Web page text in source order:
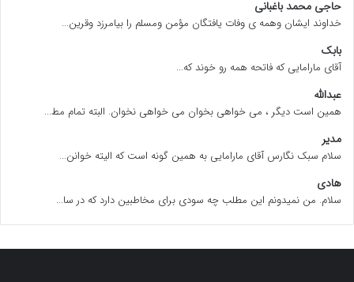
حاجی محمد باغبانی
خداوند ایشان وهمه ی وفات یافتگان مؤمن ومسلم را بیامرزد وقرین...
بابک
آقای مارامایی که فاتحه همه رو خوند که...
عبدالله
همین است دیگر ، می خواهی بخوان می خواهی نخوان. البته تمام مط...
مدیر
سلام سبک نگارس آقای مارامایی به همین گونه است که الیته خوانن...
هادی
سلام. من نمیدونم این مطلب چه سودی برای مخاطبین دارد که در سا...